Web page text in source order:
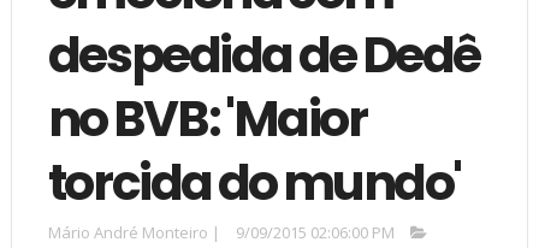
despedida de Dedê
no BVB: 'Maior
torcida do mundo'
Mário André Monteiro |
9/09/2015 02:06:00 PM